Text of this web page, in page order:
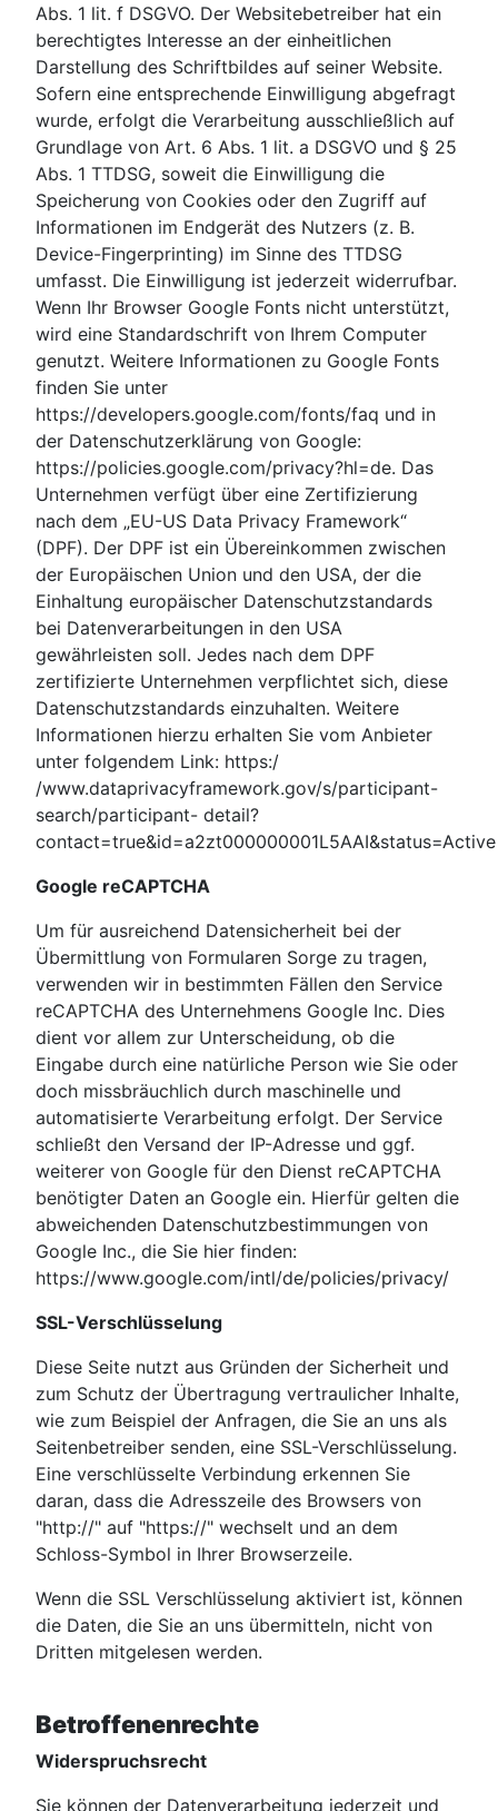
Abs. 1 lit. f DSGVO. Der Websitebetreiber hat ein
berechtigtes Interesse an der einheitlichen
Darstellung des Schriftbildes auf seiner Website.
Sofern eine entsprechende Einwilligung abgefragt
wurde, erfolgt die Verarbeitung ausschließlich auf
Grundlage von Art. 6 Abs. 1 lit. a DSGVO und § 25
Abs. 1 TTDSG, soweit die Einwilligung die
Speicherung von Cookies oder den Zugriff auf
Informationen im Endgerät des Nutzers (z. B.
Device-Fingerprinting) im Sinne des TTDSG
umfasst. Die Einwilligung ist jederzeit widerrufbar.
Wenn Ihr Browser Google Fonts nicht unterstützt,
wird eine Standardschrift von Ihrem Computer
genutzt. Weitere Informationen zu Google Fonts
finden Sie unter
https://developers.google.com/fonts/faq und in
der Datenschutzerklärung von Google:
https://policies.google.com/privacy?hl=de. Das
Unternehmen verfügt über eine Zertifizierung
nach dem „EU-US Data Privacy Framework“
(DPF). Der DPF ist ein Übereinkommen zwischen
der Europäischen Union und den USA, der die
Einhaltung europäischer Datenschutzstandards
bei Datenverarbeitungen in den USA
gewährleisten soll. Jedes nach dem DPF
zertifizierte Unternehmen verpflichtet sich, diese
Datenschutzstandards einzuhalten. Weitere
Informationen hierzu erhalten Sie vom Anbieter
unter folgendem Link: https:/
/www.dataprivacyframework.gov/s/participant-
search/participant- detail?
contact=true&id=a2zt000000001L5AAI&status=Active
Google reCAPTCHA
Um für ausreichend Datensicherheit bei der
Übermittlung von Formularen Sorge zu tragen,
verwenden wir in bestimmten Fällen den Service
reCAPTCHA des Unternehmens Google Inc. Dies
dient vor allem zur Unterscheidung, ob die
Eingabe durch eine natürliche Person wie Sie oder
doch missbräuchlich durch maschinelle und
automatisierte Verarbeitung erfolgt. Der Service
schließt den Versand der IP-Adresse und ggf.
weiterer von Google für den Dienst reCAPTCHA
benötigter Daten an Google ein. Hierfür gelten die
abweichenden Datenschutzbestimmungen von
Google Inc., die Sie hier finden:
https://www.google.com/intl/de/policies/privacy/
SSL-Verschlüsselung
Diese Seite nutzt aus Gründen der Sicherheit und
zum Schutz der Übertragung vertraulicher Inhalte,
wie zum Beispiel der Anfragen, die Sie an uns als
Seitenbetreiber senden, eine SSL-Verschlüsselung.
Eine verschlüsselte Verbindung erkennen Sie
daran, dass die Adresszeile des Browsers von
"http://" auf "https://" wechselt und an dem
Schloss-Symbol in Ihrer Browserzeile.
Wenn die SSL Verschlüsselung aktiviert ist, können
die Daten, die Sie an uns übermitteln, nicht von
Dritten mitgelesen werden.
Betroffenenrechte
Widerspruchsrecht
Sie können der Datenverarbeitung jederzeit und